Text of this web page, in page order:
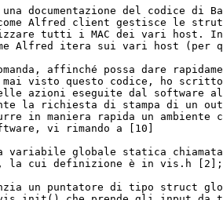
documentazione del codice di
Alfred client gestisce le
tutti i MAC dei vari host.
Alfred itera sui vari host (per
affinché possa dare
mai visto questo codice, ho
azioni eseguite dal software
la richiesta di stampa di un
in maniera rapida un ambiente
vi rimando a [10]
globale statica
la cui definizione è in vis.h [2];
un puntatore di tipo struct